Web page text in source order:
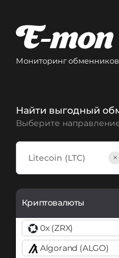
Мониторинг обменников
Найти выгодный
Выберите
×
Криптовалюты
0x (ZRX)
Algorand (ALGO)